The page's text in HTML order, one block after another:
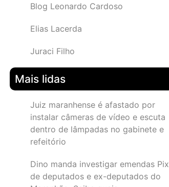
Blog Leonardo Cardoso
Elias Lacerda
Juraci Filho
Mais lidas
Juiz maranhense é afastado por
instalar câmeras de vídeo e escuta
dentro de lâmpadas no gabinete e
refeitório
Dino manda investigar emendas Pix
de deputados e ex-deputados do